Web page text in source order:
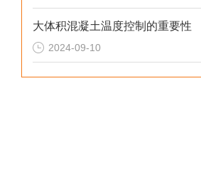
大体积混凝土温度控制的重要性
2024-09-10